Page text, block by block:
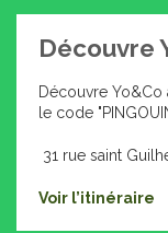
Découvre
Découvre
le code
31 rue saint
Voir l’itinéraire